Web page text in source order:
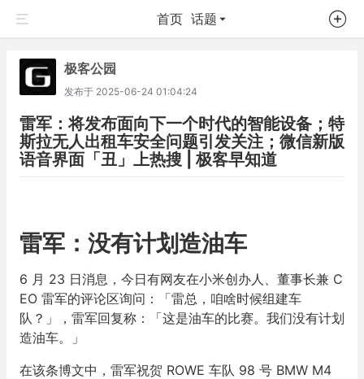
首页 话题
极客公园
发布于 2025-06-24 01:04:24
雷军：将发布面向下一个时代的智能设备；特
斯拉无人出租车安全问题引发关注；微信新版
语音界面「丑」上热搜 | 极客早知道
雷军：没有计划造油车
6 月 23 日消息，今日有网友在小米创办人、董事长兼 C
EO 雷军的评论区询问：「雷总，咱啥时候组建车
队？」，雷军回复称：「这是油车的比赛。我们没有计划
造油车。」
在该条博文中，雷军祝贺 ROWE 车队 98 号 BMW M4